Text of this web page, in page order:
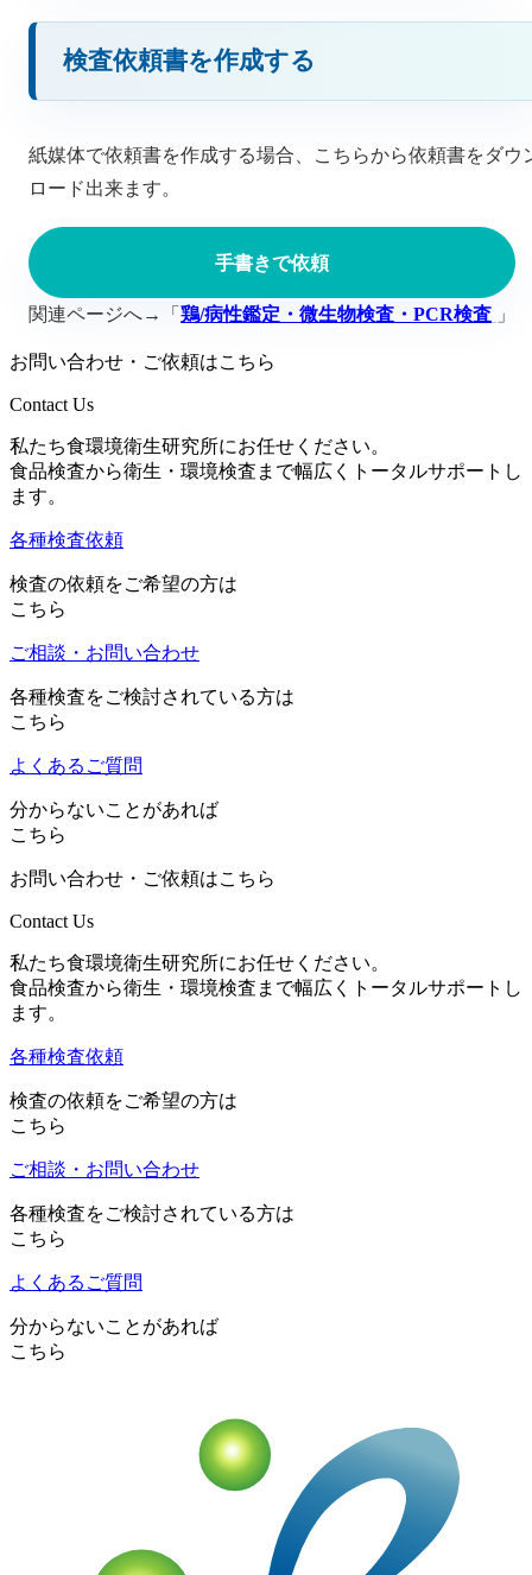
検査依頼書を作成する
紙媒体で依頼書を作成する場合、こちらから依頼書をダウ
ロード出来ます。
手書きで依頼
関連ページへ→「 鶏/病性鑑定・微生物検査・PCR検査 」
お問い合わせ・ご依頼はこちら
Contact Us
私たち食環境衛生研究所にお任せください。
食品検査から衛生・環境検査まで幅広くトータルサポートし
ます。
各種検査依頼
検査の依頼をご希望の方は
こちら
ご相談・お問い合わせ
各種検査をご検討されている方は
こちら
よくあるご質問
分からないことがあれば
こちら
お問い合わせ・ご依頼はこちら
Contact Us
私たち食環境衛生研究所にお任せください。
食品検査から衛生・環境検査まで幅広くトータルサポートし
ます。
各種検査依頼
検査の依頼をご希望の方は
こちら
ご相談・お問い合わせ
各種検査をご検討されている方は
こちら
よくあるご質問
分からないことがあれば
こちら